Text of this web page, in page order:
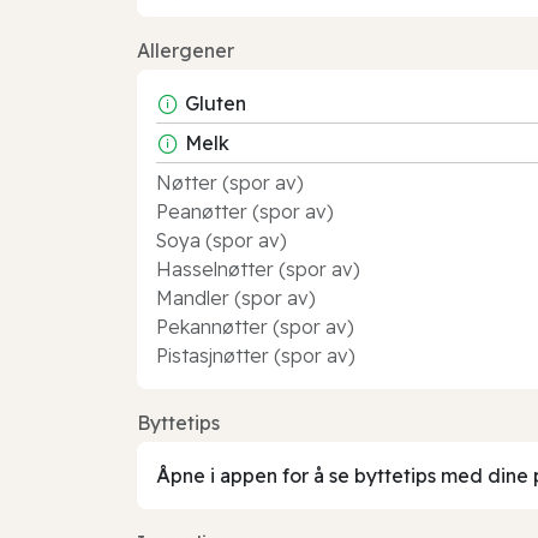
Allergener
Gluten
Melk
Nøtter (spor av)
Peanøtter (spor av)
Soya (spor av)
Hasselnøtter (spor av)
Mandler (spor av)
Pekannøtter (spor av)
Pistasjnøtter (spor av)
Byttetips
Åpne i appen for å se byttetips med dine